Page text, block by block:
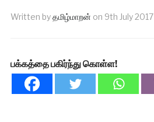
Written byதமிழ்மாறன் on 9th July 2017
பக்கத்தை பகிர்ந்து கொள்ள!